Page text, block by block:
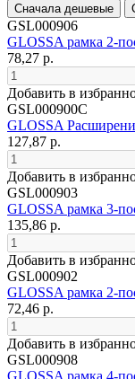
GSL000906
GLOSSA рамка 2-
78,27 р.
Добавить в
GSL000900C
GLOSSA
127,87 р.
Добавить в
GSL000903
GLOSSA рамка 3-
135,86 р.
Добавить в
GSL000902
GLOSSA рамка 2-
72,46 р.
Добавить в
GSL000908